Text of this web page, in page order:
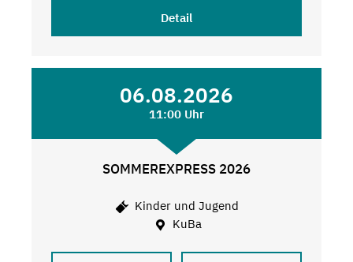
Detail
06.08.2026
11:00 Uhr
SOMMEREXPRESS 2026
Kinder und Jugend
KuBa